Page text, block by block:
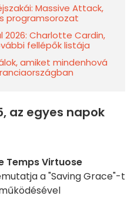
Massive Attack,
programsorozat
2026: Charlotte Cardin,
fellépők listája
amiket mindenhová
az egyes napok
Temps Virtuose
a "Saving Grace"-t